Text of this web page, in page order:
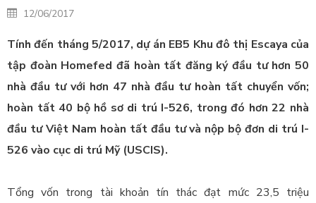
12/06/2017
Tính đến tháng 5/2017, dự án EB5 Khu đô thị Escaya của
tập đoàn Homefed đã hoàn tất đăng ký đầu tư hơn 50
nhà đầu tư với hơn 47 nhà đầu tư hoàn tất chuyển vốn;
hoàn tất 40 bộ hồ sơ di trú I-526, trong đó hơn 22 nhà
đầu tư Việt Nam hoàn tất đầu tư và nộp bộ đơn di trú I-
526 vào cục di trú Mỹ (USCIS).
Tổng vốn trong tài khoản tín thác đạt mức 23,5 triệu